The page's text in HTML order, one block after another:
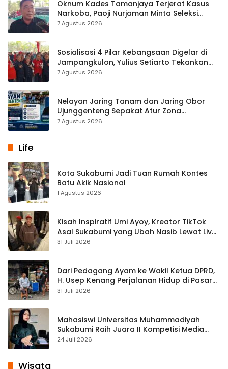
Oknum Kades Tamanjaya Terjerat Kasus
Narkoba, Paoji Nurjaman Minta Seleksi
Calon Kades Diperketat
7 Agustus 2026
Sosialisasi 4 Pilar Kebangsaan Digelar di
Jampangkulon, Yulius Setiarto Tekankan
Pentingnya Persatuan
7 Agustus 2026
Nelayan Jaring Tanam dan Jaring Obor
Ujunggenteng Sepakat Atur Zona
Penangkapan
7 Agustus 2026
Life
Kota Sukabumi Jadi Tuan Rumah Kontes
Batu Akik Nasional
1 Agustus 2026
Kisah Inspiratif Umi Ayoy, Kreator TikTok
Asal Sukabumi yang Ubah Nasib Lewat Live
Streaming
31 Juli 2026
Dari Pedagang Ayam ke Wakil Ketua DPRD,
H. Usep Kenang Perjalanan Hidup di Pasar
Cisaat
31 Juli 2026
Mahasiswi Universitas Muhammadiyah
Sukabumi Raih Juara II Kompetisi Media
Pembelajaran Digital Tingkat Internasional
24 Juli 2026
Wisata